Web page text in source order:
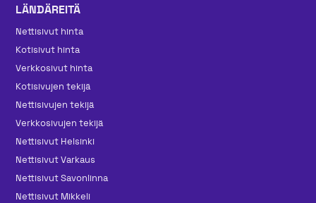
LÄNDÄREITÄ
Nettisivut hinta
Kotisivut hinta
Verkkosivut hinta
Kotisivujen tekijä
Nettisivujen tekijä
Verkkosivujen tekijä
Nettisivut Helsinki
Nettisivut Varkaus
Nettisivut Savonlinna
Nettisivut Mikkeli